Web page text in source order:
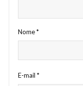
Nome*
E-mail *